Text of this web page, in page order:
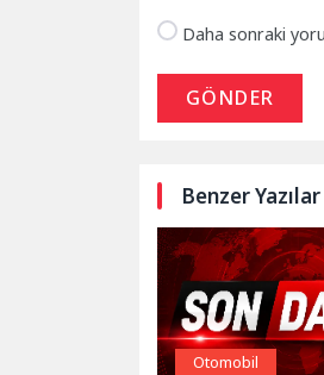
Daha sonraki
GÖNDER
Benzer Yazılar
Otomobil